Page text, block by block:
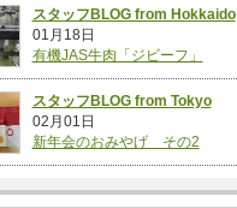
スタッフBLOG from Hokkaido
01月18日
有機JAS牛肉「ジビーフ」
スタッフBLOG from Tokyo
02月01日
新年会のおみやげ その2